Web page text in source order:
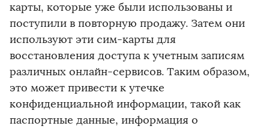
карты, которые уже были использованы и
поступили в повторную продажу. Затем они
используют эти сим-карты для
восстановления доступа к учетным записям
различных онлайн-сервисов. Таким образом,
это может привести к утечке
конфиденциальной информации, такой как
паспортные данные, информация о